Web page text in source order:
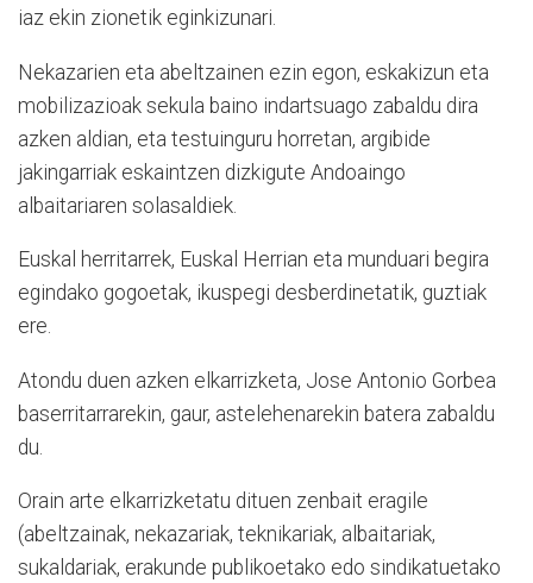
iaz ekin zionetik eginkizunari.
Nekazarien eta abeltzainen ezin egon, eskakizun eta
mobilizazioak sekula baino indartsuago zabaldu dira
azken aldian, eta testuinguru horretan, argibide
jakingarriak eskaintzen dizkigute Andoaingo
albaitariaren solasaldiek.
Euskal herritarrek, Euskal Herrian eta munduari begira
egindako gogoetak, ikuspegi desberdinetatik, guztiak
ere.
Atondu duen azken elkarrizketa, Jose Antonio Gorbea
baserritarrarekin, gaur, astelehenarekin batera zabaldu
du.
Orain arte elkarrizketatu dituen zenbait eragile
(abeltzainak, nekazariak, teknikariak, albaitariak,
sukaldariak, erakunde publikoetako edo sindikatuetako